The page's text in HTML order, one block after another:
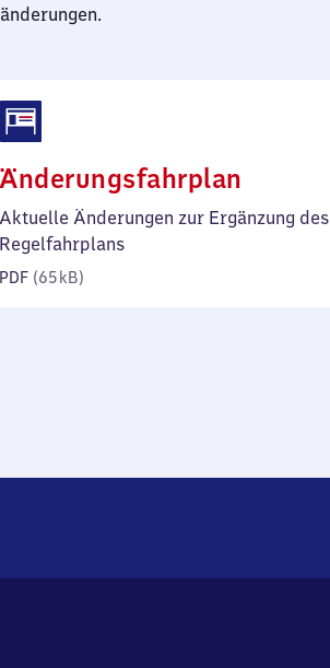
Änderungsfahrplan
65
Aktuelle Änderungen zur Ergänzung des
Regelfahrplans
PDF (65 kB)